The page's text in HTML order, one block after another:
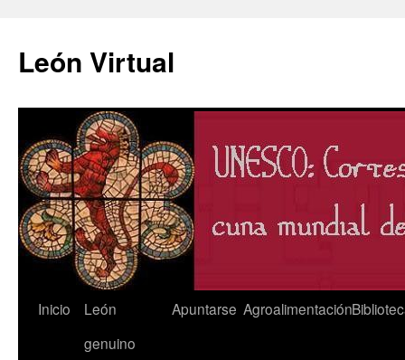
León Virtual
Saltar
Inicio
León
genuino
Apuntarse Agroalimentación